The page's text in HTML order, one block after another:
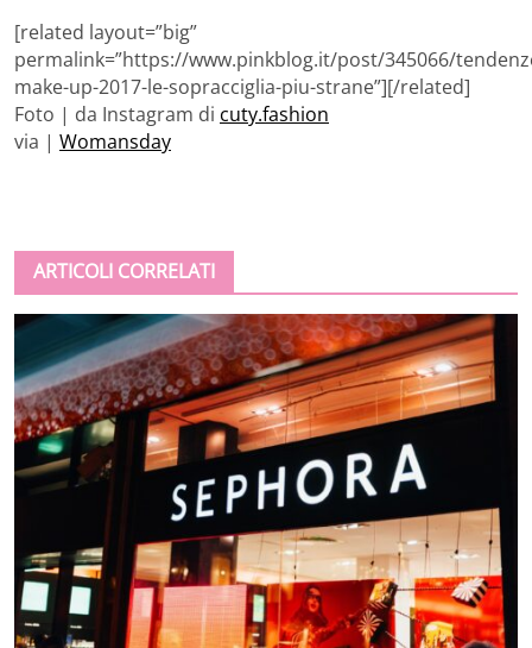
[related layout=”big”
permalink=”https://www.pinkblog.it/post/345066/
make-up-2017-le-sopracciglia-piu-strane”][/related]
Foto | da Instagram di cuty.fashion
via | Womansday
ARTICOLI CORRELATI